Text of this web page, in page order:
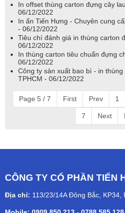
In offset thùng carton đựng cây
06/12/2022
In ấn Tiến Hưng - Chuyên cung
- 06/12/2022
Tiêu chí đánh giá in thùng carton
06/12/2022
In thùng carton tiêu chuẩn đựng
06/12/2022
Công ty sản xuất bao bì - in
TPHCM - 06/12/2022
Page 5 / 7 First Prev 1
7 Next
CÔNG TY CỔ PHẦN TIẾN
Địa chỉ: 113/23/14A Đông Bắc, KP34,